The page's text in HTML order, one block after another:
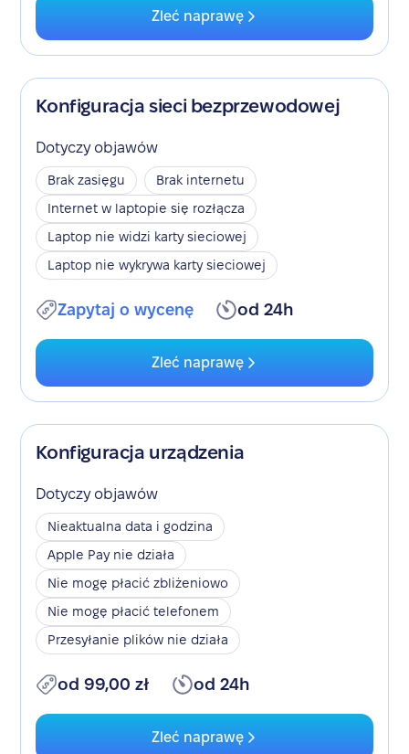
Zleć naprawę
Konfiguracja sieci bezprzewodowej
Dotyczy objawów
Brak zasięgu
Brak internetu
Internet w laptopie się rozłącza
Laptop nie widzi karty sieciowej
Laptop nie wykrywa karty sieciowej
Zapytaj o wycenę od 24h
Zleć naprawę
Konfiguracja urządzenia
Dotyczy objawów
Nieaktualna data i godzina
Apple Pay nie działa
Nie mogę płacić zbliżeniowo
Nie mogę płacić telefonem
Przesyłanie plików nie działa
od 99,00 zł od 24h
Zleć naprawę